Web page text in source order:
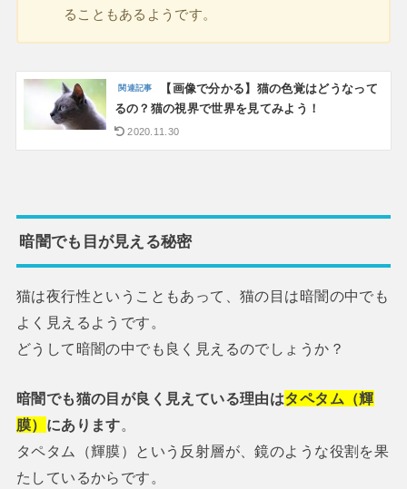
ることもあるようです。
【画像で分かる】猫の色覚はどうなって
るの？猫の視界で世界を見てみよう！
2020.11.30
暗闇でも目が見える秘密
猫は夜行性ということもあって、猫の目は暗闇の中でも
よく見えるようです。
どうして暗闇の中でも良く見えるのでしょうか？
暗闇でも猫の目が良く見えている理由はタペタム（輝
膜） にあります。
タペタム（輝膜）という反射層が、鏡のような役割を果
たしているからです。